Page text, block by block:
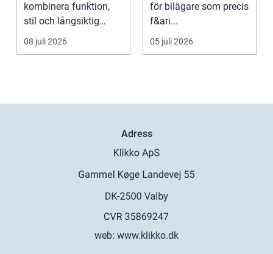
kombinera funktion,
stil och långsiktig
ekonomi i samma p...
08 juli 2026
för bilägare som precis
f&ari...
05 juli 2026
Adress
web: www.klikko.dk